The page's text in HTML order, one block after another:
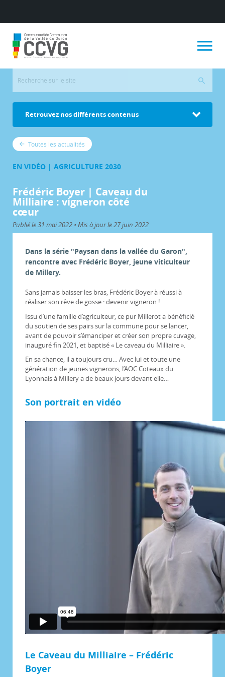
Retrouvez nos différents contenus
Toutes les actualités
EN VIDÉO | AGRICULTURE 2030
Frédéric Boyer | Caveau du
Milliaire : vigneron côté
cœur
Publié le 31 mai 2022 • Mis à jour le 27 juin 2022
Dans la série "Paysan dans la vallée du Garon",
rencontre avec Frédéric Boyer, jeune viticulteur
de Millery.
Sans jamais baisser les bras, Frédéric Boyer à réussi à
réaliser son rêve de gosse : devenir vigneron !
Issu d’une famille d’agriculteur, ce pur Millerot a bénéficié
du soutien de ses pairs sur la commune pour se lancer,
avant de pouvoir s’émanciper et créer son propre cuvage,
inauguré fin 2021, et baptisé « Le caveau du Milliaire ».
En sa chance, il a toujours cru… Avec lui et toute une
génération de jeunes vignerons, l’AOC Coteaux du
Lyonnais à Millery a de beaux jours devant elle…
Son portrait en vidéo
Le Caveau du Milliaire – Frédéric
Boyer